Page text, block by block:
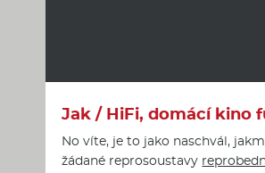
Jak / HiFi, domácí kino
No víte, je to jako naschvál,
žádané reprosoustavy